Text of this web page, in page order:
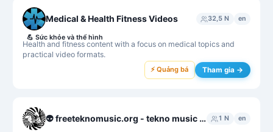
Medical & Health Fitness Videos 32,5 N en
Health and fitness content with a focus on medical topics and
practical video formats.
💪 Sức khỏe và thể hình
⚡ Quảng bá Tham gia →
👽 freeteknomusic.org - tekno music archive 1 N en